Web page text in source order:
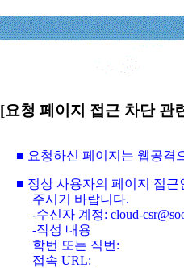
[요청 페이지 접근 차단 관
■ 요청하신 페이지는 웹공격
■ 정상 사용자의 페이지 접
주시기 바랍니다.
-수신자 계정: cloud-
-작성 내용
학번 또는 직번:
접속 URL: